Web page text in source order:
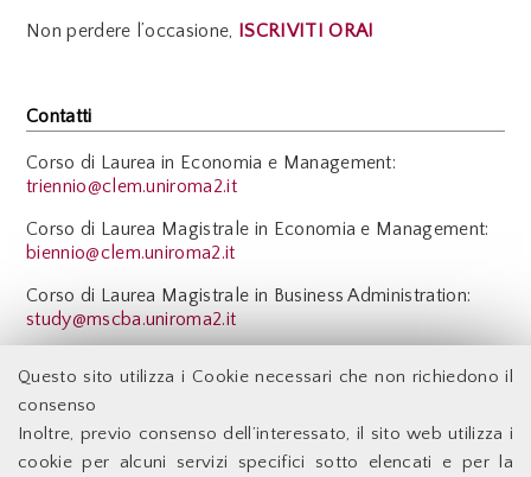
Questo sito utilizza i Cookie necessari che non richiedono il
consenso
Inoltre, previo consenso dell’interessato, il sito web utilizza i
cookie per alcuni servizi specifici sotto elencati e per la
Non perdere l’occasione, ISCRIVITI ORA!
Contatti
Corso di Laurea in Economia e Management:
triennio@clem.uniroma2.it
Corso di Laurea Magistrale in Economia e Management:
biennio@clem.uniroma2.it
Corso di Laurea Magistrale in Business Administration:
study@mscba.uniroma2.it
Back
Facoltà di Economia - Università degli Studi di Roma